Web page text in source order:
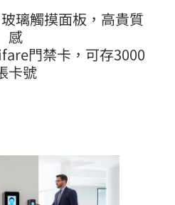
璃觸摸面板，高貴質
感
門禁卡，可存3000
卡號